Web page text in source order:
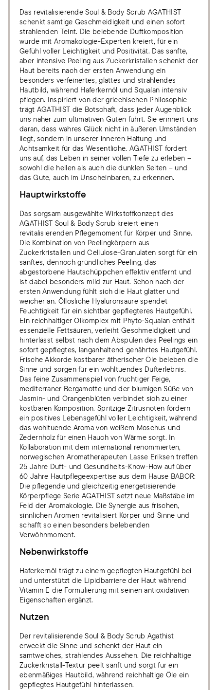
Das revitalisierende Soul & Body Scrub AGATHIST
schenkt samtige Geschmeidigkeit und einen sofort
strahlenden Teint. Die belebende Duftkomposition
wurde mit Aromakologie-Experten kreiert, für ein
Gefühl voller Leichtigkeit und Positivität. Das sanfte,
aber intensive Peeling aus Zuckerkristallen schenkt der
Haut bereits nach der ersten Anwendung ein
besonders verfeinertes, glattes und strahlendes
Hautbild, während Haferkernöl und Squalan intensiv
pflegen. Inspiriert von der griechischen Philosophie
trägt AGATHIST die Botschaft, dass jeder Augenblick
uns näher zum ultimativen Guten führt. Sie erinnert uns
daran, dass wahres Glück nicht in äußeren Umständen
liegt, sondern in unserer inneren Haltung und
Achtsamkeit für das Wesentliche. AGATHIST fordert
uns auf, das Leben in seiner vollen Tiefe zu erleben –
sowohl die hellen als auch die dunklen Seiten – und
das Gute, auch im Unscheinbaren, zu erkennen.
Hauptwirkstoffe
Das sorgsam ausgewählte Wirkstoffkonzept des
AGATHIST Soul & Body Scrub kreiert einen
revitalisierenden Pflegemoment für Körper und Sinne.
Die Kombination von Peelingkörpern aus
Zuckerkristallen und Cellulose-Granulaten sorgt für ein
sanftes, dennoch gründliches Peeling, das
abgestorbene Hautschüppchen effektiv entfernt und
ist dabei besonders mild zur Haut. Schon nach der
ersten Anwendung fühlt sich die Haut glatter und
weicher an. Öllösliche Hyaluronsäure spendet
Feuchtigkeit für ein sichtbar gepflegteres Hautgefühl.
Ein reichhaltiger Ölkomplex mit Phyto-Squalan enthält
essenzielle Fettsäuren, verleiht Geschmeidigkeit und
hinterlässt selbst nach dem Abspülen des Peelings ein
sofort gepflegtes, langanhaltend genährtes Hautgefühl.
Frische Akkorde kostbarer ätherischer Öle beleben die
Sinne und sorgen für ein wohltuendes Dufterlebnis.
Das feine Zusammenspiel von fruchtiger Feige,
mediterraner Bergamotte und der blumigen Süße von
Jasmin- und Orangenblüten verbindet sich zu einer
kostbaren Komposition. Spritzige Zitrusnoten fördern
ein positives Lebensgefühl voller Leichtigkeit, während
das wohltuende Aroma von weißem Moschus und
Zedernholz für einen Hauch von Wärme sorgt. In
Kollaboration mit dem international renommierten,
norwegischen Aromatherapeuten Lasse Eriksen treffen
25 Jahre Duft- und Gesundheits-Know-How auf über
60 Jahre Hautpflegeexpertise aus dem Hause BABOR:
Die pflegende und gleichzeitig energetisierende
Körperpflege Serie AGATHIST setzt neue Maßstäbe im
Feld der Aromakologie. Die Synergie aus frischen,
sinnlichen Aromen revitalisiert Körper und Sinne und
schafft so einen besonders belebenden
Verwöhnmoment.
Nebenwirkstoffe
Haferkernöl trägt zu einem gepflegten Hautgefühl bei
und unterstützt die Lipidbarriere der Haut während
Vitamin E die Formulierung mit seinen antioxidativen
Eigenschaften ergänzt.
Nutzen
Der revitalisierende Soul & Body Scrub Agathist
erweckt die Sinne und schenkt der Haut ein
samtweiches, strahlendes Aussehen. Die reichhaltige
Zuckerkristall-Textur peelt sanft und sorgt für ein
ebenmäßiges Hautbild, während reichhaltige Öle ein
gepflegtes Hautgefühl hinterlassen.